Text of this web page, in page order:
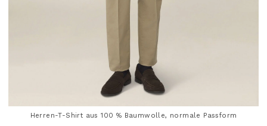
Herren-T-Shirt aus 100 % Baumwolle, normale Passform